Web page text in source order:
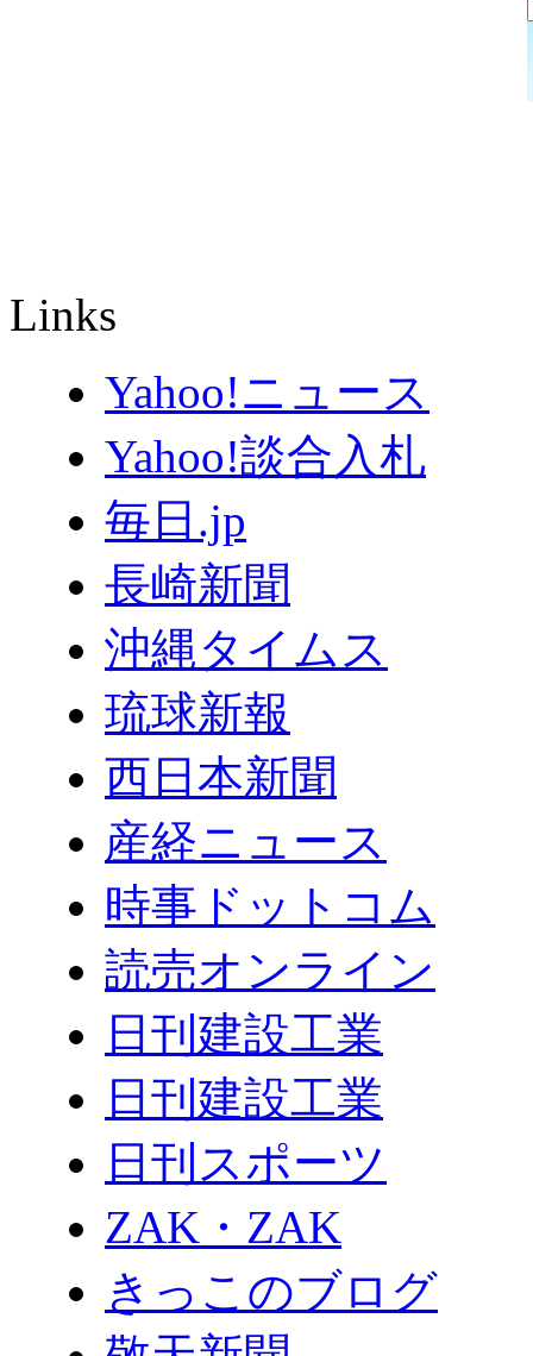
Links
Yahoo!ニュース
Yahoo!談合入札
毎日.jp
長崎新聞
沖縄タイムス
琉球新報
西日本新聞
産経ニュース
時事ドットコム
読売オンライン
日刊建設工業
日刊建設工業
日刊スポーツ
ZAK・ZAK
きっこのブログ